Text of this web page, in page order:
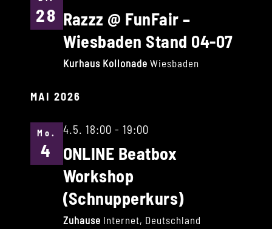
28
Razzz @ FunFair –
Wiesbaden Stand 04-07
Kurhaus Kollonade Wiesbaden
MAI 2026
Mo.
4
4.5. 18:00 - 19:00
ONLINE Beatbox
Workshop
(Schnupperkurs)
Zuhause Internet, Deutschland